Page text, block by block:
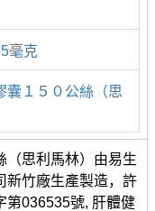
毫克
囊１５０公絲（思
（思利馬林）由易生
新竹廠生產製造，許
第036535號, 肝體健